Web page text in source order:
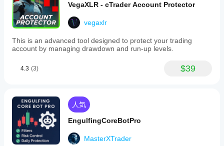
VegaXLR - cTrader Account Protector
vegaxlr
This is an advanced tool designed to protect your trading
account by managing drawdown and run-up levels.
4.3 (3) $39
人気
EngulfingCoreBotPro
MasterXTrader